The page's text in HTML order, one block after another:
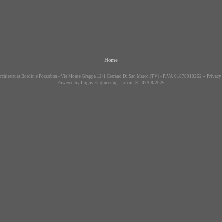
Home
Bordin e Pozzobon - Via Monte Grappa 12/1 Caerano Di San Marco (TV) - P.IVA 01878910262 - Privacy
Powered by Logos Engineering - Lexun ® - 07/08/2026